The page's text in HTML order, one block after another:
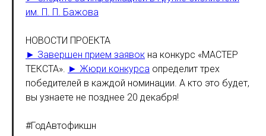
им. П. П. Бажова
НОВОСТИ ПРОЕКТА
► Завершен прием заявок на конкурс «МАСТЕР
ТЕКСТА». ► Жюри конкурса определит трех
победителей в каждой номинации. А кто это будет,
вы узнаете не позднее 20 декабря!
#ГодАвтофикшн